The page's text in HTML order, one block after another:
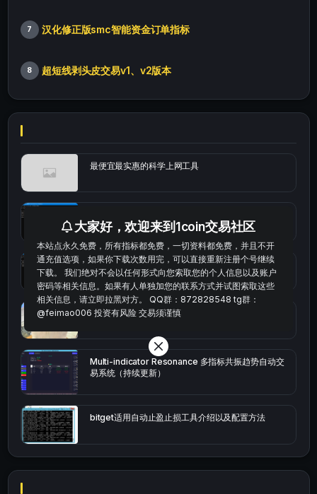
7 汉化修正版smc智能资金订单指标
8 超短线剥头皮交易v1、v2版本
最便宜最实惠的科学上网工具
okx的短线量化的免费版本
bybit安卓端
Multi-indicator Resonance 多指标共振趋势自动交
易系统（持续更新）
bitget适用自动止盈止损工具介绍以及配置方法
大家好，欢迎来到1coin交易社区
本站点永久免费，所有指标都免费，一切资料都免费，并且不开
通充值选项，如果你下载次数用完，可以直接重新注册个号继续
下载。 我们绝对不会以任何形式向您索取您的个人信息以及账户
密码等相关信息。如果有人单独加您的联系方式并试图索取这些
相关信息，请立即拉黑对方。 QQ群：872828548 tg群：
@feimao006 投资有风险 交易须谨慎